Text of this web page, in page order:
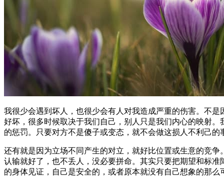
我很少会遇到坏人，也很少会有人对我造成严重的伤害。不
好坏，很多时候取决于我们自己，别人只是我们内心的映射
的惩罚。只要对方不是傻子或变态，就不会做这损人不利己的
还有就是因为立场不同产生的对立，就好比位置或生意的竞
认输就好了，也不丢人，没必要拼命。其实只要把期望和标
的身体见证，自己是安全的，或者原本就没有自己想象的那么